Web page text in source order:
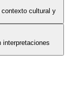
cultural y
interpretaciones